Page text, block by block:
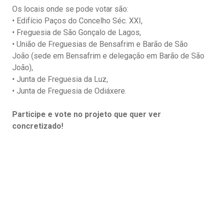
Os locais onde se pode votar são:
• Edifício Paços do Concelho Séc. XXI,
• Freguesia de São Gonçalo de Lagos,
• União de Freguesias de Bensafrim e Barão de São
João (sede em Bensafrim e delegação em Barão de São
João),
• Junta de Freguesia da Luz,
• Junta de Freguesia de Odiáxere.
Participe e vote no projeto que quer ver
concretizado!